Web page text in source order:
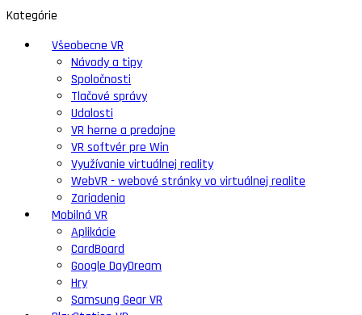
Kategórie
Všeobecne VR
Návody a tipy
Spoločnosti
Tlačové správy
Udalosti
VR herne a predajne
VR softvér pre Win
Využívanie virtuálnej reality
WebVR - webové stránky vo virtuálnej realite
Zariadenia
Mobilná VR
Aplikácie
CardBoard
Google DayDream
Hry
Samsung Gear VR